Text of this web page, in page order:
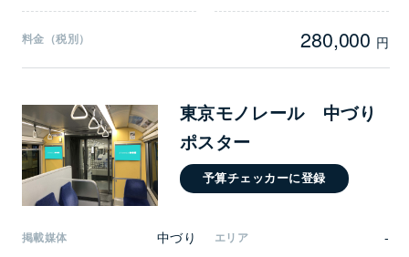
料金（税別） 280,000 円
東京モノレール 中づり
ポスター
予算チェッカーに登録
掲載媒体 中づり エリア -